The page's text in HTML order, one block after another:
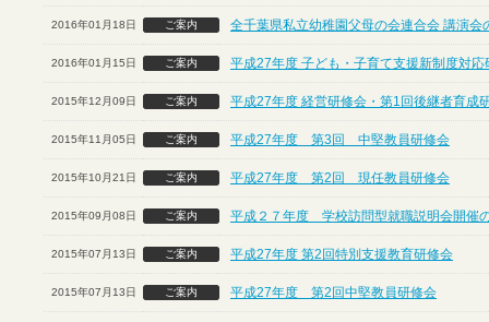
2016年01月18日 ご案内 全千葉県私立幼稚園父母の会連合会 講演会
2016年01月15日 ご案内 平成27年度 子ども・子育て支援新制度対応
2015年12月09日 ご案内 平成27年度 経営研修会・第1回後継者育成
2015年11月05日 ご案内 平成27年度 第3回 中堅教員研修会
2015年10月21日 ご案内 平成27年度 第2回 現任教員研修会
2015年09月08日 ご案内 平成２７年度 学校訪問型就職説明会開催
2015年07月13日 ご案内 平成27年度 第2回特別支援教育研修会
2015年07月13日 ご案内 平成27年度 第2回中堅教員研修会